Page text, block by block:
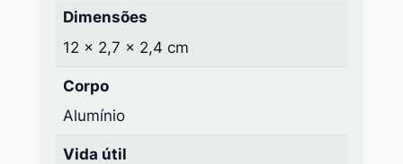
Dimensões
12 × 2,7 × 2,4 cm
Corpo
Alumínio
Vida útil